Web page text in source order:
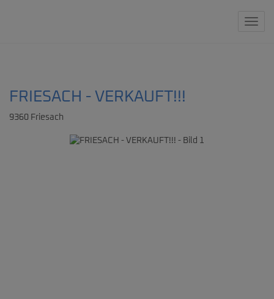
FRIESACH - VERKAUFT!!!
9360 Friesach